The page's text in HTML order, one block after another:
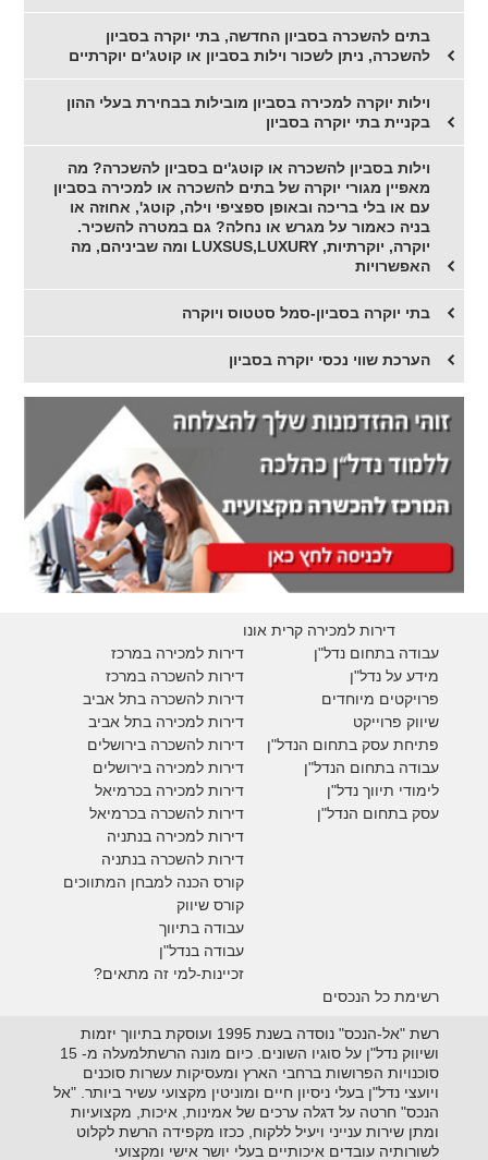
בתים להשכרה בסביון החדשה, בתי יוקרה בסביון
להשכרה, ניתן לשכור וילות בסביון או קוטג'ים יוקרתיים
וילות יוקרה למכירה בסביון מובילות בבחירת בעלי ההון
בקניית בתי יוקרה בסביון
וילות בסביון להשכרה או קוטג'ים בסביון להשכרה? מה
מאפיין מגורי יוקרה של בתים להשכרה או למכירה בסביון
עם או בלי בריכה ובאופן ספציפי וילה, קוטג', אחוזה או
בניה כאמור על מגרש או נחלה? גם במטרה להשכיר.
יוקרה, יוקרתיות, LUXSUS,LUXURY ומה שביניהם, מה
האפשרויות
בתי יוקרה בסביון-סמל סטטוס ויוקרה
הערכת שווי נכסי יוקרה בסביון
דירות למכירה קרית אונו
דירות למכירה במרכז
דירות להשכרה במרכז
דירות להשכרה בתל אביב
דירות למכירה בתל אביב
דירות להשכרה בירושלים
דירות למכירה בירושלים
דירות למכירה בכרמיאל
דירות להשכרה בכרמיאל
דירות למכירה בנתניה
דירות להשכרה בנתניה
קורס הכנה למבחן המתווכים
קורס שיווק
עבודה בתיווך
עבודה בנדל"ן
זכיינות-למי זה מתאים?
עבודה בתחום נדל"ן
מידע על נדל"ן
פרויקטים מיוחדים
שיווק פרוייקט
פתיחת עסק בתחום הנדל"ן
עבודה בתחום הנדל"ן
לימודי תיווך נדל"ן
עסק בתחום הנדל"ן
רשימת כל הנכסים
רשת "אל-הנכס" נוסדה בשנת 1995 ועוסקת בתיווך יזמות
ושיווק נדל"ן על סוגיו השונים. כיום מונה הרשתלמעלה מ- 15
סוכנויות הפרושות ברחבי הארץ ומעסיקות עשרות סוכנים
ויועצי נדל"ן בעלי ניסיון חיים ומוניטין מקצועי עשיר ביותר. "אל
הנכס" חרטה על דגלה ערכים של אמינות, איכות, מקצועיות
ומתן שירות ענייני ויעיל ללקוח, ככזו מקפידה הרשת לקלוט
לשורותיה עובדים איכותיים בעלי יושר אישי ומקצועי